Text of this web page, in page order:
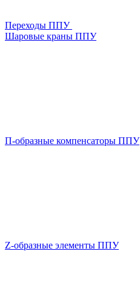
Переходы ППУ
Шаровые краны ППУ
П-образные компенсаторы ППУ
Z-образные элементы ППУ